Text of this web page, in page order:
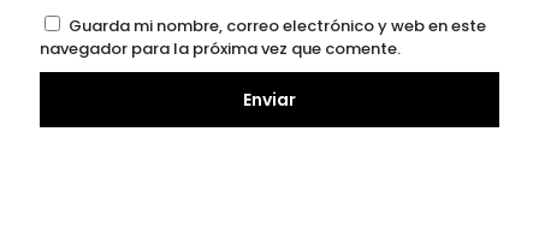
Guarda mi nombre, correo electrónico y web en este
navegador para la próxima vez que comente.